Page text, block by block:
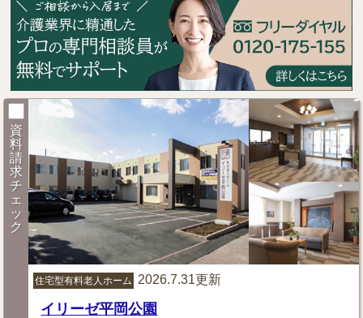
資
料
請
求
チ
ェ
ッ
ク
住宅型有料老人ホーム 2026.7.31更新
イリーゼ平岡公園